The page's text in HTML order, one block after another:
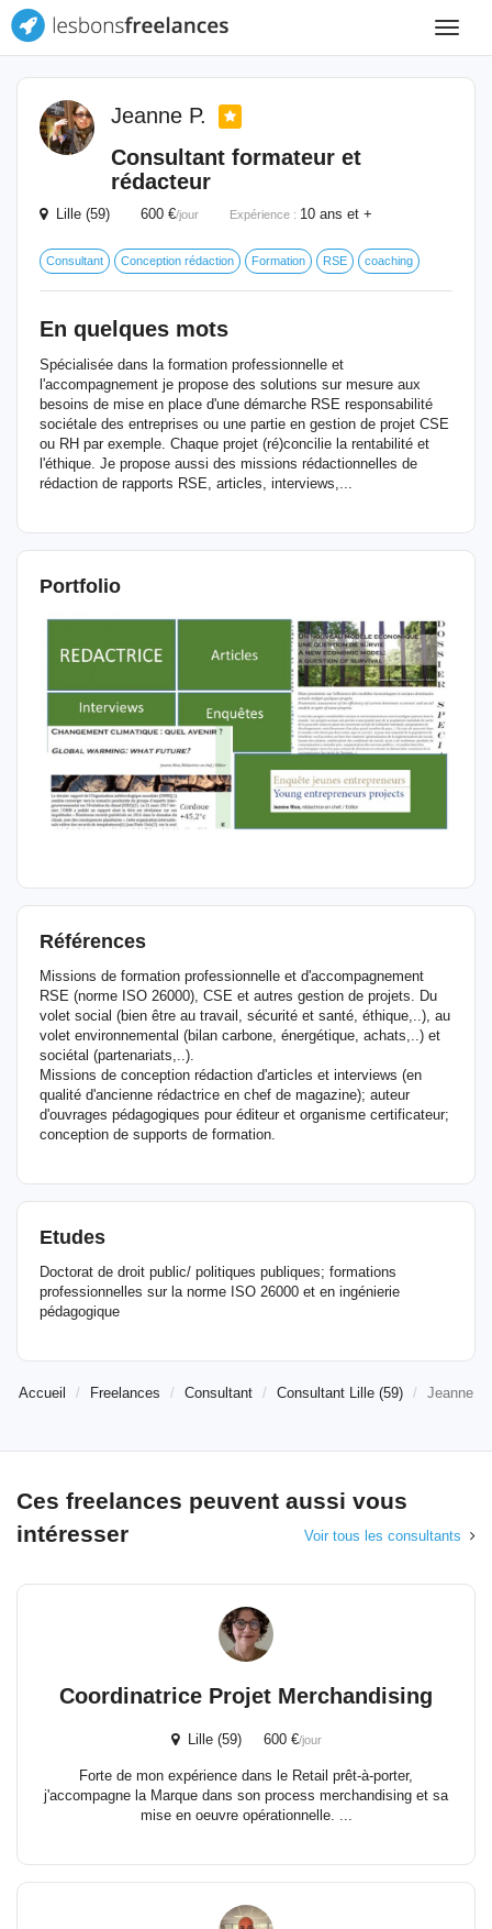
Toggle
Jeanne P.
Consultant formateur et
rédacteur
Lille (59) 600 €/jour Expérience : 10 ans et +
Consultant Conception rédaction Formation RSE coaching
En quelques mots
Spécialisée dans la formation professionnelle et
l'accompagnement je propose des solutions sur mesure aux
besoins de mise en place d'une démarche RSE responsabilité
sociétale des entreprises ou une partie en gestion de projet CSE
ou RH par exemple. Chaque projet (ré)concilie la rentabilité et
l'éthique. Je propose aussi des missions rédactionnelles de
rédaction de rapports RSE, articles, interviews,...
Portfolio
Références
Missions de formation professionnelle et d'accompagnement
RSE (norme ISO 26000), CSE et autres gestion de projets. Du
volet social (bien être au travail, sécurité et santé, éthique,..), au
volet environnemental (bilan carbone, énergétique, achats,..) et
sociétal (partenariats,..).
Missions de conception rédaction d'articles et interviews (en
qualité d'ancienne rédactrice en chef de magazine); auteur
d'ouvrages pédagogiques pour éditeur et organisme certificateur;
conception de supports de formation.
Etudes
Doctorat de droit public/ politiques publiques; formations
professionnelles sur la norme ISO 26000 et en ingénierie
pédagogique
Accueil Freelances Consultant Consultant Lille (59) Jeanne
Ces freelances peuvent aussi vous
intéresser
Voir tous les consultants
Coordinatrice Projet Merchandising
Lille (59) 600 €/jour
Forte de mon expérience dans le Retail prêt-à-porter,
j'accompagne la Marque dans son process merchandising et sa
mise en oeuvre opérationnelle. ...